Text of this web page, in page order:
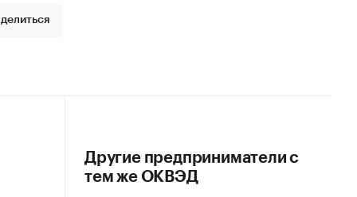
Другие предприниматели с
тем же ОКВЭД